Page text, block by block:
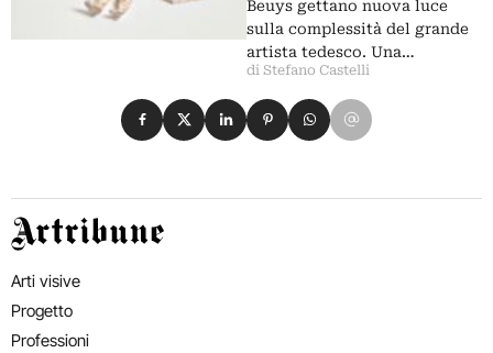
Beuys gettano nuova luce
sulla complessità del grande
artista tedesco. Una…
di Stefano Castelli
Condividi su Facebook
Condividi su X
Condividi su LinkedIn
Condividi su Pinterest
Condividi su WhatsApp
Condividi su Email
Artribune
Arti visive
Progetto
Professioni